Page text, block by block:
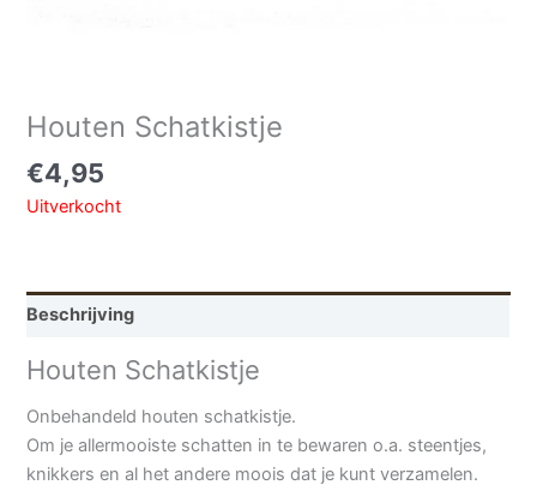
Houten Schatkistje
€4,95
Uitverkocht
Beschrijving
Houten Schatkistje
Onbehandeld houten schatkistje.
Om je allermooiste schatten in te bewaren o.a. steentjes,
knikkers en al het andere moois dat je kunt verzamelen.